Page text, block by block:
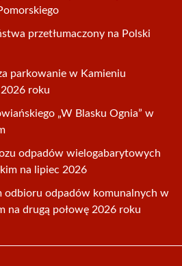
przetłumaczony na Polski
parkowanie w Kamieniu
roku
„W Blasku Ognia” w
odpadów wielogabarytowych
na lipiec 2026
odbioru odpadów komunalnych w
na drugą połowę 2026 roku